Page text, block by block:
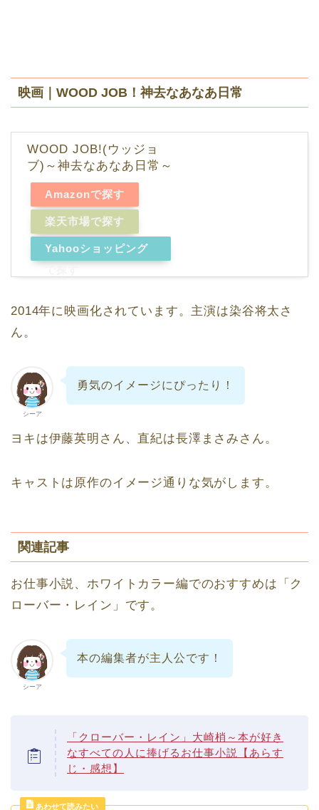
映画｜WOOD JOB！神去なあなあ日常
WOOD JOB!(ウッジョ
ブ)～神去なあなあ日常～
Amazonで探す
楽天市場で探す
Yahooショッピング
2014年に映画化されています。主演は染谷将太さ
ん。
シーア
勇気のイメージにぴったり！
ヨキは伊藤英明さん、直紀は長澤まさみさん。
キャストは原作のイメージ通りな気がします。
関連記事
お仕事小説、ホワイトカラー編でのおすすめは「ク
ローバー・レイン」です。
シーア
本の編集者が主人公です！
「クローバー・レイン」大崎梢～本が好き
なすべての人に捧げるお仕事小説【あらす
じ・感想】